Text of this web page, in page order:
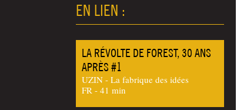
EN LIEN :
LA RÉVOLTE DE FOREST, 30 ANS
APRÈS #1
UZIN - La fabrique des idées
FR - 41 min